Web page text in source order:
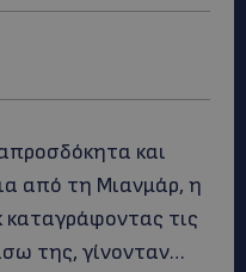
και
από τη Μιανμάρ, η
καταγράφοντας τις
της, γίνονταν…